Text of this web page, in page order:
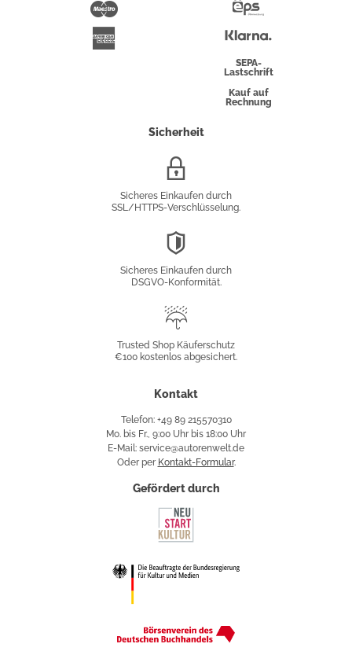
Maestro
Überweisung
SEPA-
Lastschrift
Kauf auf
Rechnung
Sicherheit
Sicheres Einkaufen durch
SSL/HTTPS-Verschlüsselung.
Sicheres Einkaufen durch
DSGVO-Konformität.
Käuferschutz
Trusted Shop Käuferschutz
€100 kostenlos abgesichert.
Kontakt
Telefon: +49 89 215570310
Mo. bis Fr., 9:00 Uhr bis 18:00 Uhr
E-Mail: service@autorenwelt.de
Oder per Kontakt-Formular.
Gefördert durch